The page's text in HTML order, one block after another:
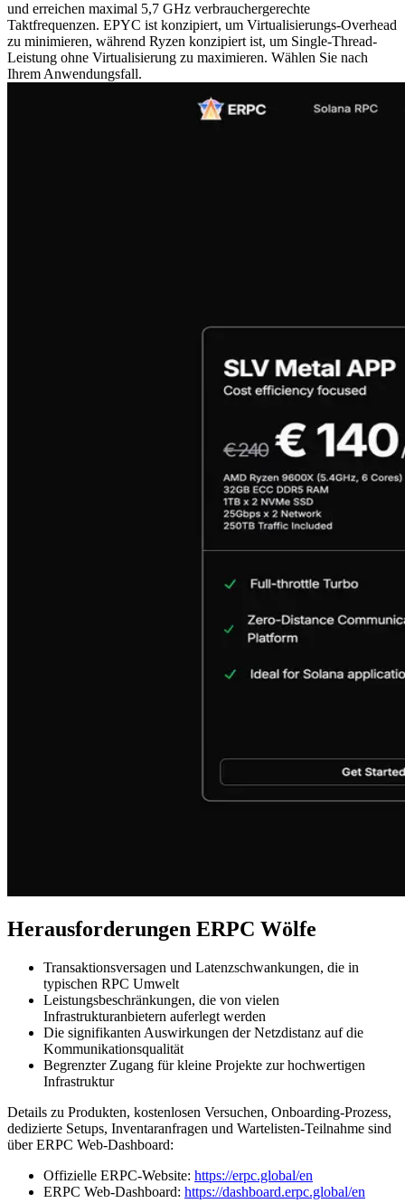
und erreichen maximal 5,7 GHz verbrauchergerechte
Taktfrequenzen. EPYC ist konzipiert, um Virtualisierungs-Overhead
zu minimieren, während Ryzen konzipiert ist, um Single-Thread-
Leistung ohne Virtualisierung zu maximieren. Wählen Sie nach
Ihrem Anwendungsfall.
Herausforderungen ERPC Wölfe
Transaktionsversagen und Latenzschwankungen, die in
typischen RPC Umwelt
Leistungsbeschränkungen, die von vielen
Infrastrukturanbietern auferlegt werden
Die signifikanten Auswirkungen der Netzdistanz auf die
Kommunikationsqualität
Begrenzter Zugang für kleine Projekte zur hochwertigen
Infrastruktur
Details zu Produkten, kostenlosen Versuchen, Onboarding-Prozess,
dedizierte Setups, Inventaranfragen und Wartelisten-Teilnahme sind
über ERPC Web-Dashboard:
Offizielle ERPC-Website: https://erpc.global/en
ERPC Web-Dashboard: https://dashboard.erpc.global/en